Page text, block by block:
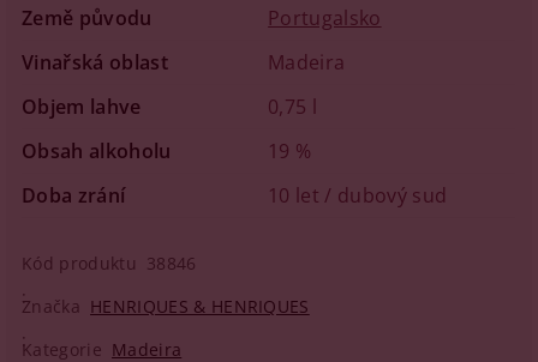
Země původu
Portugalsko
Vinařská oblast
Madeira
Objem lahve
0,75 l
Obsah alkoholu
19 %
Doba zrání
10 let / dubový sud
Kód produktu 38846
Značka HENRIQUES & HENRIQUES
Kategorie Madeira